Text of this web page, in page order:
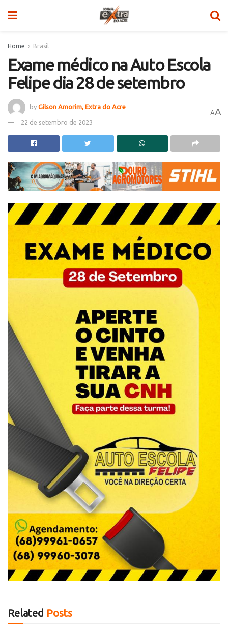
Home Brasil
Exame médico na Auto Escola
Felipe dia 28 de setembro
by Gilson Amorim, Extra do Acre
22 de setembro de 2023
AA
Related Posts